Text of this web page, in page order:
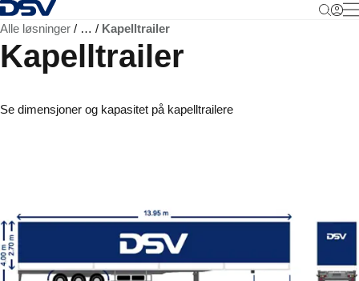
Tilbake til hjemmesiden
Alle løsninger … Kapelltrailer
Kapelltrailer
Se dimensjoner og kapasitet på kapelltrailere